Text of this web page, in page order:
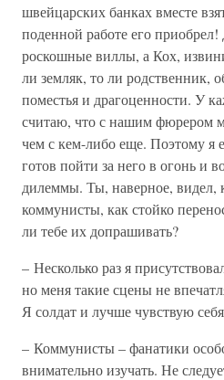
швейцарских банках вместе
поденной работе его
роскошные виллы, а Кох,
ли земляк, то ли родственник,
поместья и драгоценности. У
считаю, что с нашим фюрером
чем с кем-либо еще. Поэтому я
готов пойти за него в огонь и
дилеммы. Ты, наверное, видел,
коммунисты, как стойко
ли тебе их допрашивать?
– Несколько раз я
но меня такие сцены не
Я солдат и лучше чувствую
– Коммунисты – фанатики
внимательно изучать. Не